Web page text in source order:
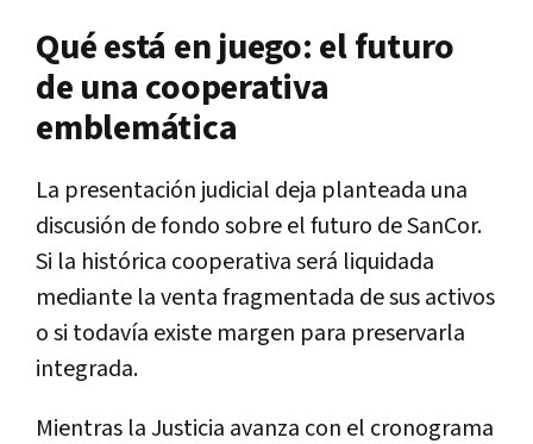
Qué está en juego: el futuro
de una cooperativa
emblemática
La presentación judicial deja planteada una
discusión de fondo sobre el futuro de SanCor.
Si la histórica cooperativa será liquidada
mediante la venta fragmentada de sus activos
o si todavía existe margen para preservarla
integrada.
Mientras la Justicia avanza con el cronograma